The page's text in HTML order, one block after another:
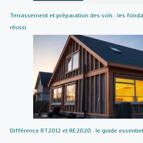
Terrassement et préparation des sols : les
réussi
Différence RT2012 et RE2020 : le guide